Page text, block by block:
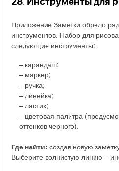
28. Инструменты для
Приложение Заметки обрело
инструментов. Набор для
следующие инструменты:
– карандаш;
– маркер;
– ручка;
– линейка;
– ластик;
– цветовая палитра
оттенков черного).
Где найти: создав новую
Выберите волнистую линию –